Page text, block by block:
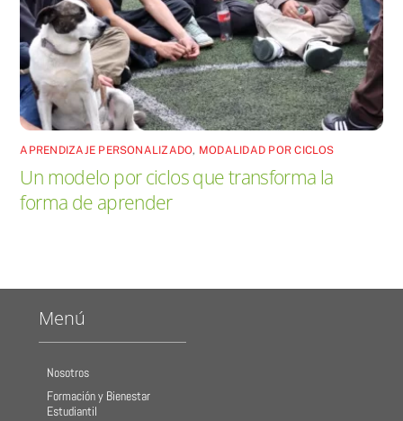
APRENDIZAJE PERSONALIZADO, MODALIDAD POR CICLOS
Un modelo por ciclos que transforma la
forma de aprender
Menú
Nosotros
Formación y Bienestar
Estudiantil